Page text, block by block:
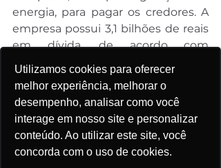
Utilizamos cookies para oferecer
melhor experiência, melhorar o
desempenho, analisar como você
interage em nosso site e personalizar
conteúdo. Ao utilizar este site, você
concorda com o uso de cookies.
energia, para pagar os credores. A
empresa possui 3,1 bilhões de reais
em dívida, de acordo com
comunicado divulgado pela
empresa e noticiado pela Reuters.
#Energiaeólica
#renovaenergia
Geração Centralizada
Acompanhamento do Mercado